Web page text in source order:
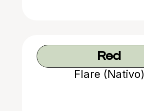
Red
Flare (Nativo)